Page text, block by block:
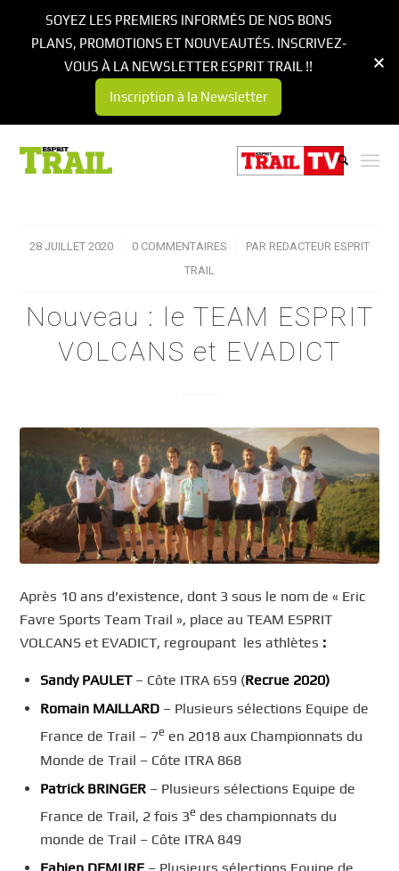
28 JUILLET 2020
/ 0 COMMENTAIRES
/ PAR REDACTEUR ESPRIT
TRAIL
Nouveau : le TEAM ESPRIT
VOLCANS et EVADICT
Après 10 ans d’existence, dont 3 sous le nom de « Eric
Favre Sports Team Trail », place au TEAM ESPRIT
VOLCANS et EVADICT, regroupant les athlètes :
Sandy PAULET– Côte ITRA 659 (Recrue 2020)
Romain MAILLARD – Plusieurs sélections Equipe de
France de Trail – 7e en 2018 aux Championnats du
Monde de Trail – Côte ITRA 868
Patrick BRINGER – Plusieurs sélections Equipe de
France de Trail, 2 fois 3e des championnats du
monde de Trail – Côte ITRA 849
SOYEZ LES PREMIERS INFORMÉS DE NOS BONS
PLANS, PROMOTIONS ET NOUVEAUTÉS. INSCRIVEZ-
VOUS À LA NEWSLETTER ESPRIT TRAIL !!
Inscription à la Newsletter